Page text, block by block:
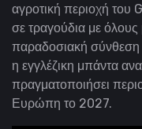
αγροτική περιοχή
σε τραγούδια με
παραδοσιακή
η εγγλέζικη μπάντα
πραγματοποιήσει
Ευρώπη το 2027.